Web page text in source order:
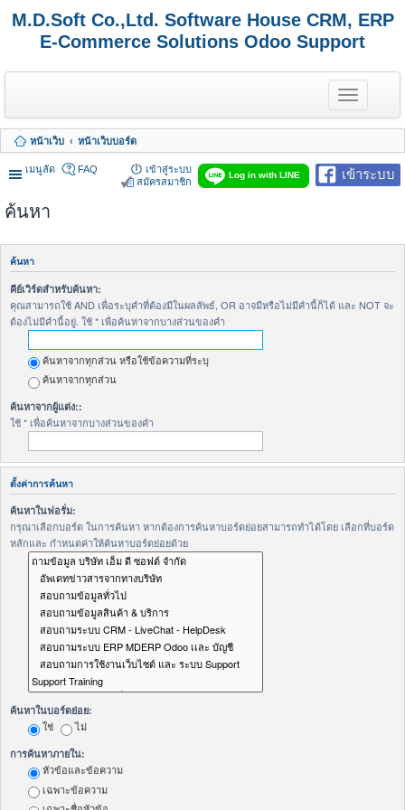
M.D.Soft Co.,Ltd. Software House CRM, ERP
E-Commerce Solutions Odoo Support
T
o
g
l
e
n
a
a
i
หน้าเว็บ หน้าเว็บบอร์ด
เมนูลัด เข้าระบบ
Log in with LINE
FAQ
เข้าสู่ระบบ
สมัครสมาชิก
ค้นหา
ค้นหา
คีย์เวิร์ดสำหรับค้นหา:
คุณสามารถใช้ AND เพื่อระบุคำที่ต้องมีในผลลัพธ์, OR อาจมีหรือไม่มีคำนี้ก็ได้ และ NOT จะ
ต้องไม่มีคำนี้อยู่. ใช้ * เพื่อค้นหาจากบางส่วนของคำ
ค้นหาจากทุกส่วน หรือใช้ข้อความที่ระบุ
ค้นหาจากทุกส่วน
ค้นหาจากผู้แต่ง::
ใช้ * เพื่อค้นหาจากบางส่วนของคำ
ตั้งค่าการค้นหา
ค้นหาในฟอรั่ม:
กรุณาเลือกบอร์ด ในการค้นหา หากต้องการค้นหาบอร์ดย่อยสามารถทำได้โดย เลือกที่บอร์ด
หลักและ กำหนดค่าให้ค้นหาบอร์ดย่อยด้วย
ค้นหาในบอร์ดย่อย:
ใช่ ไม่
การค้นหาภายใน:
หัวข้อและข้อความ
เฉพาะข้อความ